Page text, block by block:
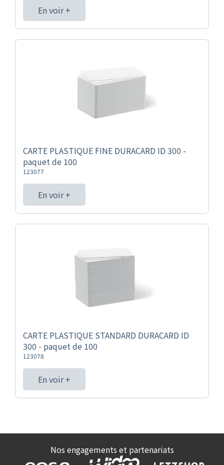
En voir +
CARTE PLASTIQUE FINE DURACARD ID 300 -
paquet de 100
123077
En voir +
CARTE PLASTIQUE STANDARD DURACARD ID
300 - paquet de 100
123078
En voir +
Nos engagements et partenariats